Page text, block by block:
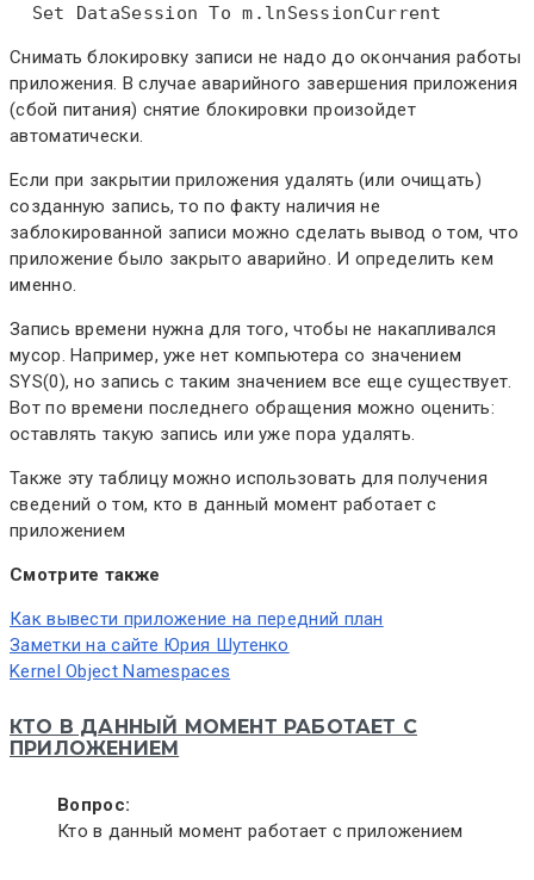
Set DataSession To
Снимать блокировку записи не надо до окончания работы
приложения. В случае аварийного завершения приложения
(сбой питания) снятие блокировки произойдет
автоматически.
Если при закрытии приложения удалять (или очищать)
созданную запись, то по факту наличия не
заблокированной записи можно сделать вывод о том, что
приложение было закрыто аварийно. И определить кем
именно.
Запись времени нужна для того, чтобы не накапливался
мусор. Например, уже нет компьютера со значением
SYS(0), но запись с таким значением все еще существует.
Вот по времени последнего обращения можно оценить:
оставлять такую запись или уже пора удалять.
Также эту таблицу можно использовать для получения
сведений о том, кто в данный момент работает с
приложением
Смотрите также
Как вывести приложение на передний план
Заметки на сайте Юрия Шутенко
Kernel Object Namespaces
КТО В ДАННЫЙ МОМЕНТ РАБОТАЕТ С
ПРИЛОЖЕНИЕМ
Вопрос:
Кто в данный момент работает с приложением